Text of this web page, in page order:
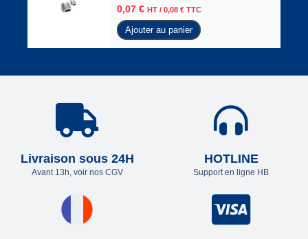
0,07 € HT / 0,08 € TTC
Ajouter au panier
Livraison sous 24H
Avant 13h, voir nos CGV
HOTLINE
Support en ligne HB